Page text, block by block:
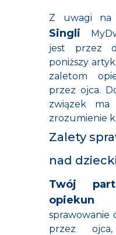
Z uwagi
Singli
jest przez
poniższy
zaletom
przez ojca.
związek ma
zrozumienie
Zalety
nad
Twój
opiekun
sprawowanie
przez